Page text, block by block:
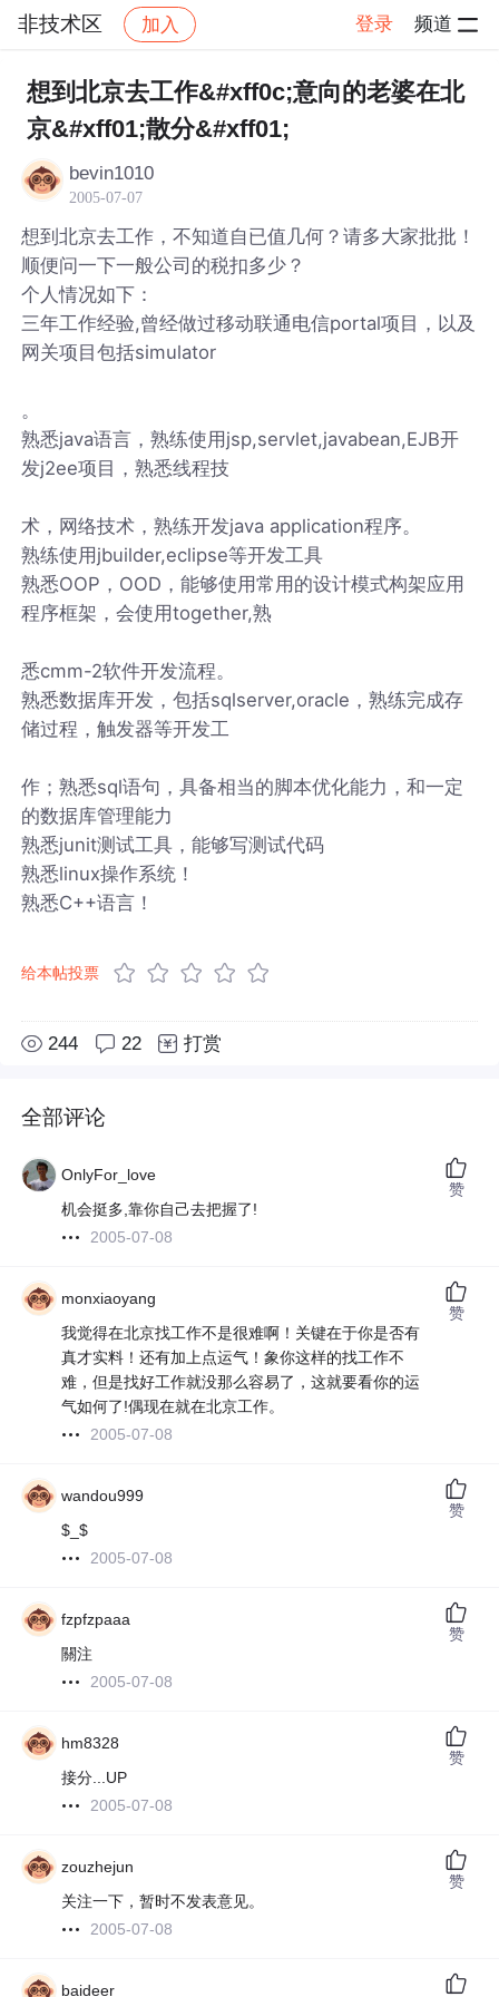
非技术区 加入 登录 频道
社区 非技术区 帖子详情
想到北京去工作&#xff0c;意向的老婆在北
京&#xff01;散分&#xff01;
bevin1010
2005-07-07
想到北京去工作，不知道自已值几何？请多大家批批！
顺便问一下一般公司的税扣多少？
个人情况如下：
三年工作经验,曾经做过移动联通电信portal项目，以及
网关项目包括simulator
。
熟悉java语言，熟练使用jsp,servlet,javabean,EJB开
发j2ee项目，熟悉线程技
术，网络技术，熟练开发java application程序。
熟练使用jbuilder,eclipse等开发工具
熟悉OOP，OOD，能够使用常用的设计模式构架应用
程序框架，会使用together,熟
悉cmm-2软件开发流程。
熟悉数据库开发，包括sqlserver,oracle，熟练完成存
储过程，触发器等开发工
作；熟悉sql语句，具备相当的脚本优化能力，和一定
的数据库管理能力
熟悉junit测试工具，能够写测试代码
熟悉linux操作系统！
熟悉C++语言！
给本帖投票
244 22 打赏
全部评论
OnlyFor_love
机会挺多,靠你自己去把握了!
2005-07-08
赞
monxiaoyang
我觉得在北京找工作不是很难啊！关键在于你是否有
真才实料！还有加上点运气！象你这样的找工作不
难，但是找好工作就没那么容易了，这就要看你的运
气如何了!偶现在就在北京工作。
2005-07-08
赞
wandou999
$_$
2005-07-08
赞
fzpfzpaaa
關注
2005-07-08
赞
hm8328
接分...UP
2005-07-08
赞
zouzhejun
关注一下，暂时不发表意见。
2005-07-08
赞
baideer